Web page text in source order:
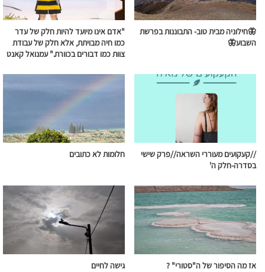
🦋חילוניה מבית טוב- התבוננות בפרשת
השבוע🦋
"אדם אינו מיועד להיות חלק של עדר
כמו חיה מבויתת, אלא חלק של עבודת
צוות כמו דבורים בכוורת." עמנואל קאנט
//קעקועים מעוררי השראה//פרק שישי
בסדרה-חלק ה'
חלומות לא כתובים
אז מה הסיפור של ה"סטורי" ? גישה לחיים